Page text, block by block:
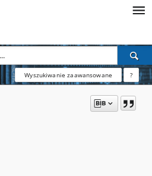
Wyszukiwanie zaawansowane ?